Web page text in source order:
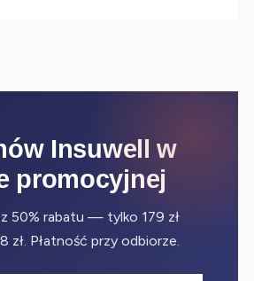
Insuwell w
promocyjnej
50% rabatu — tylko 179 zł
zł. Płatność przy odbiorze.